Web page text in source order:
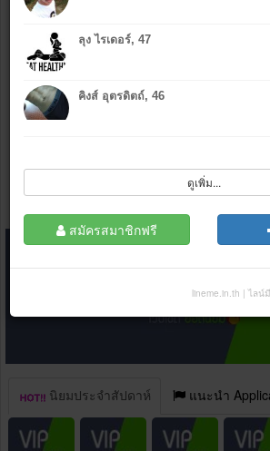
ฉันไม่ใช่โปรแกรมอัตโ
นิยมประจำสัปดาห์ แนะนำ
ลุง ไรเดอร์, 47
คิงส์ อุตรดิตถ์, 46
ดูเพิ่ม...
สมัครสมาชิกฟรี
lineme.in.th | ไลน์